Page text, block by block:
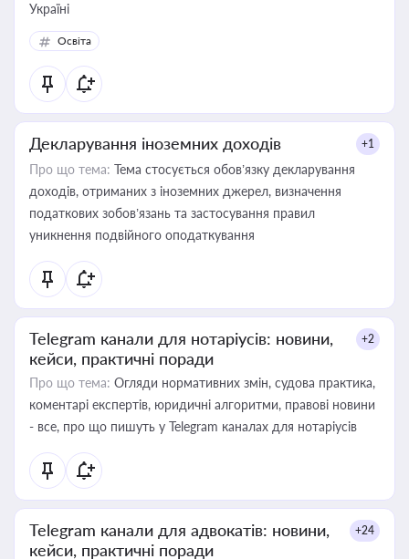
Україні
Освіта
Декларування іноземних доходів +1
Про що тема: Тема стосується обов’язку декларування
доходів, отриманих з іноземних джерел, визначення
податкових зобов’язань та застосування правил
уникнення подвійного оподаткування
Telegram канали для нотаріусів: новини,
кейси, практичні поради
+2
Про що тема: Огляди нормативних змін, судова практика,
коментарі експертів, юридичні алгоритми, правові новини
- все, про що пишуть у Telegram каналах для нотаріусів
Telegram канали для адвокатів: новини,
кейси, практичні поради
+24